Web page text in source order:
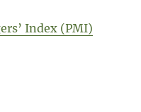
Index (PMI)